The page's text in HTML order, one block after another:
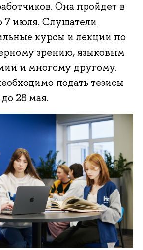
Она пройдет в
7 июля. Слушатели
курсы и лекции по
зрению, языковым
и многому другому.
подать тезисы
28 мая.